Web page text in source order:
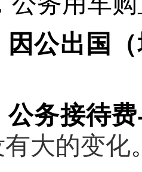
因公出国
公务接待费
大的变化